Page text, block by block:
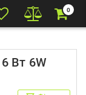
0
Вт 6W